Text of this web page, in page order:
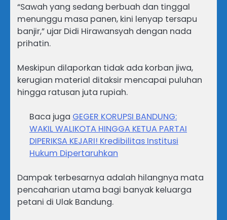
“Sawah yang sedang berbuah dan tinggal
menunggu masa panen, kini lenyap tersapu
banjir,” ujar Didi Hirawansyah dengan nada
prihatin.
Meskipun dilaporkan tidak ada korban jiwa,
kerugian material ditaksir mencapai puluhan
hingga ratusan juta rupiah.
Baca juga GEGER KORUPSI BANDUNG:
WAKIL WALIKOTA HINGGA KETUA PARTAI
DIPERIKSA KEJARI! Kredibilitas Institusi
Hukum Dipertaruhkan
Dampak terbesarnya adalah hilangnya mata
pencaharian utama bagi banyak keluarga
petani di Ulak Bandung.